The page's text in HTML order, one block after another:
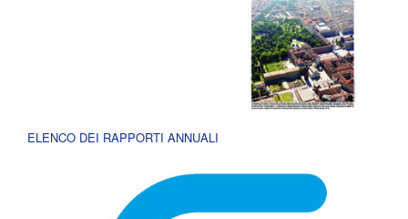
ELENCO DEI RAPPORTI ANNUALI